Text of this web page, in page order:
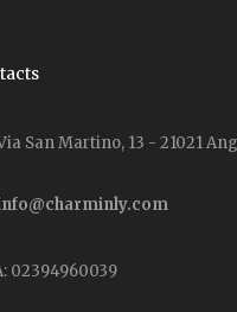
San Martino, 13 - 21021
02394960039